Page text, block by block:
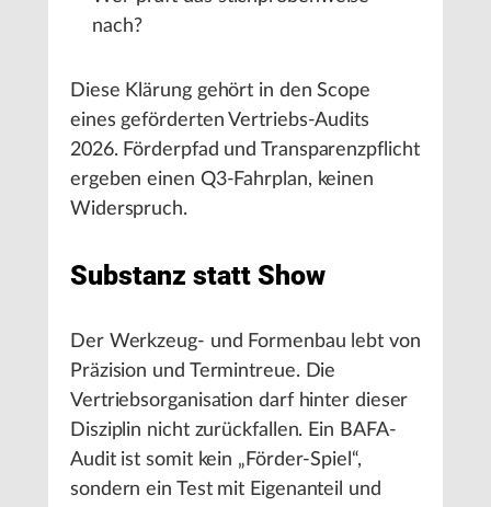
nach?
Diese Klärung gehört in den Scope
eines geförderten Vertriebs-Audits
2026. Förderpfad und Transparenzpflicht
ergeben einen Q3-Fahrplan, keinen
Widerspruch.
Substanz statt Show
Der Werkzeug- und Formenbau lebt von
Präzision und Termintreue. Die
Vertriebsorganisation darf hinter dieser
Disziplin nicht zurückfallen. Ein BAFA-
Audit ist somit kein „Förder-Spiel“,
sondern ein Test mit Eigenanteil und